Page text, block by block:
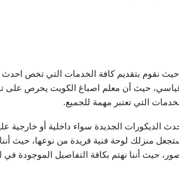
حيث نقوم بتقديم كافة الخدمات التي تخص احدث
حيث أن معلم اصباغ الكويت يحرص على
التي تعتبر مهمة للجميع.
الديكورات الجديدة سواء داخلية أو خارجية
منزلك لوحة فنية فريدة من نوعها، حيث
حيث أننا نهتم بكافة التفاصيل الموجودة